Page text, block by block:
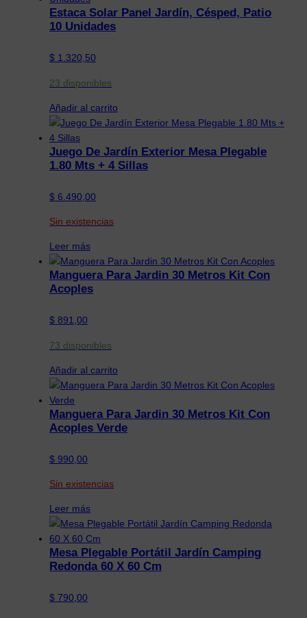
Estaca Solar Panel Jardín, Césped, Patio
10 Unidades
$ 1.320,50
23 disponibles
Añadir al carrito
Juego De Jardín Exterior Mesa Plegable
1.80 Mts + 4 Sillas
$ 6.490,00
Sin existencias
Leer más
Manguera Para Jardin 30 Metros Kit Con
Acoples
$ 891,00
73 disponibles
Añadir al carrito
Manguera Para Jardin 30 Metros Kit Con
Acoples Verde
$ 990,00
Sin existencias
Leer más
Mesa Plegable Portátil Jardín Camping
Redonda 60 X 60 Cm
$ 790,00